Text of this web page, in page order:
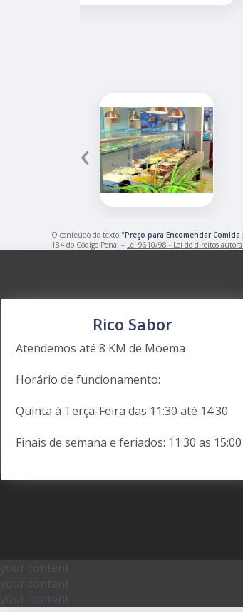
‹
O conteúdo do texto "Preço para Encomendar
184 do Código Penal – Lei 9610/98 - Lei de direitos
your content
your content
your content
Rico Sabor
Atendemos até 8 KM de Moema
Horário de funcionamento:
Quinta à Terça-Feira das 11:30 até 14:30
Finais de semana e feriados: 11:30 as 15:00